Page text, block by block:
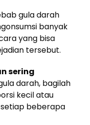
gula darah
banyak
yang bisa
tersebut.
sering
darah, bagilah
kecil atau
beberapa